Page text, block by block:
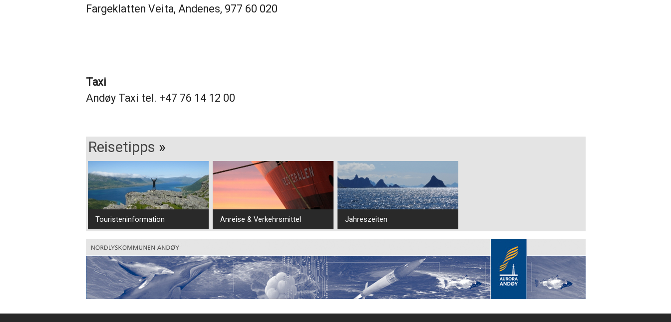
Fargeklatten Veita, Andenes, 977 60 020
Taxi
Andøy Taxi tel. +47 76 14 12 00
Reisetipps »
Touristeninformation Anreise & Verkehrsmittel Jahreszeiten